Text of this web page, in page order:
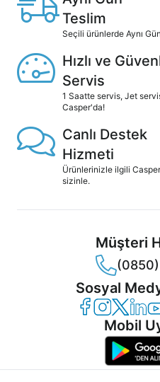
Teslim
Seçili ürünlerde Aynı
Hızlı ve
Servis
1 Saatte servis, Jet
Casper'da!
Canlı Destek
Hizmeti
Ürünlerinizle ilgili
sizinle.
Müşteri
Sosyal
Casper
CasperCasper
Mobil